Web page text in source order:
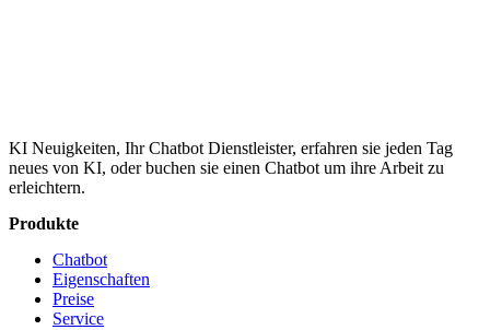
KI Neuigkeiten, Ihr Chatbot Dienstleister, erfahren sie jeden Tag
neues von KI, oder buchen sie einen Chatbot um ihre Arbeit zu
erleichtern.
Produkte
Chatbot
Eigenschaften
Preise
Service